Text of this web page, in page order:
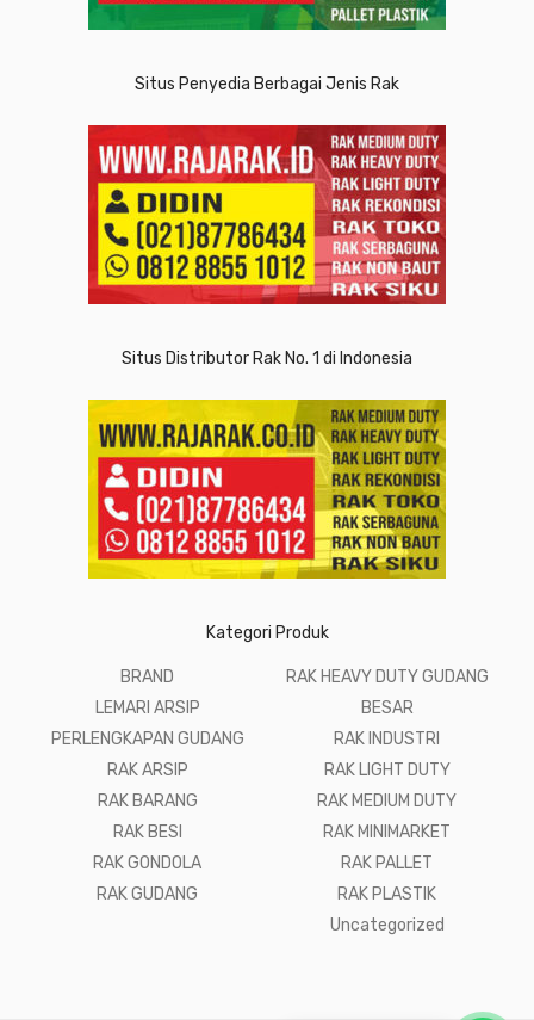
Situs Penyedia Berbagai Jenis Rak
Situs Distributor Rak No. 1 di Indonesia
Kategori Produk
BRAND
LEMARI ARSIP
PERLENGKAPAN GUDANG
RAK ARSIP
RAK BARANG
RAK BESI
RAK GONDOLA
RAK GUDANG
RAK HEAVY DUTY GUDANG
BESAR
RAK INDUSTRI
RAK LIGHT DUTY
RAK MEDIUM DUTY
RAK MINIMARKET
RAK PALLET
RAK PLASTIK
Uncategorized